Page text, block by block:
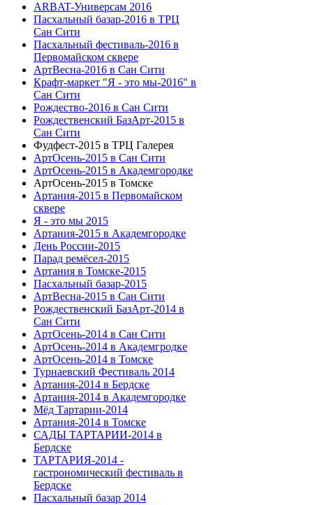
ARBAT-Универсам 2016
Пасхальный базар-2016 в ТРЦ
Сан Сити
Пасхальный фестиваль-2016 в
Первомайском сквере
АртВесна-2016 в Сан Сити
Крафт-маркет "Я - это мы-2016" в
Сан Сити
Рождество-2016 в Сан Сити
Рождественский БазАрт-2015 в
Сан Сити
Фудфест-2015 в ТРЦ Галерея
АртОсень-2015 в Сан Сити
АртОсень-2015 в Академгородке
АртОсень-2015 в Томске
Артания-2015 в Первомайском
сквере
Я - это мы 2015
Артания-2015 в Академгородке
День России-2015
Парад ремёсел-2015
Артания в Томске-2015
Пасхальный базар-2015
АртВесна-2015 в Сан Сити
Рождественский БазАрт-2014 в
Сан Сити
АртОсень-2014 в Сан Сити
АртОсень-2014 в Академгродке
АртОсень-2014 в Томске
Турнаевский Фестиваль 2014
Артания-2014 в Бердске
Артания-2014 в Академгородке
Мёд Тартарии-2014
Артания-2014 в Томске
САДЫ ТАРТАРИИ-2014 в
Бердске
ТАРТАРИЯ-2014 -
гастрономический фестиваль в
Бердске
Пасхальный базар 2014